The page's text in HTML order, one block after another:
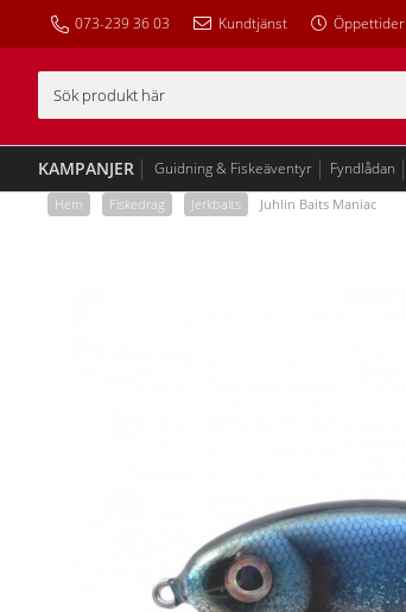
073-239 36 03 Kundtjänst Öppettider
Guidning & Fiskeäventyr Fyndlådan
KAMPANJER
Hem Fiskedrag Jerkbaits Juhlin Baits Maniac